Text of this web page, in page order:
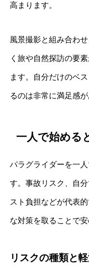
高まります。
風景撮影と組み合わ
く旅や自然探訪の要
ます。自分だけのベ
るのは非常に満足感が
一人で始める
パラグライダーを一
す。事故リスク、自
スト負担などが代表
な対策を取ることで
リスクの種類と